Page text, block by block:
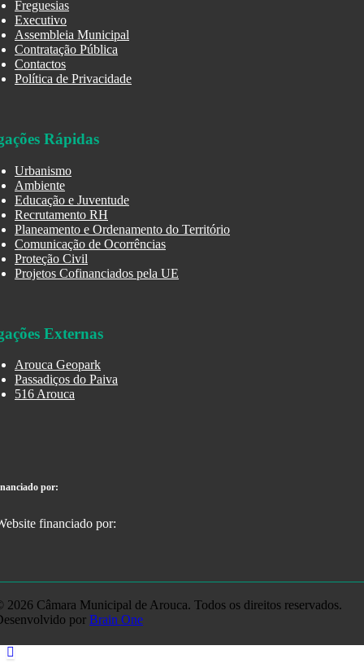
Freguesias
Executivo
Assembleia Municipal
Contratação Pública
Contactos
Política de Privacidade
Rápidas
Urbanismo
Ambiente
Educação e Juventude
Recrutamento RH
Planeamento e Ordenamento do Território
Comunicação de Ocorrências
Proteção Civil
Projetos Cofinanciados pela UE
Externas
Arouca Geopark
Passadiços do Paiva
516 Arouca
por:
2026 Câmara Municipal de Arouca. Todos os direitos reservados.
por Brain One